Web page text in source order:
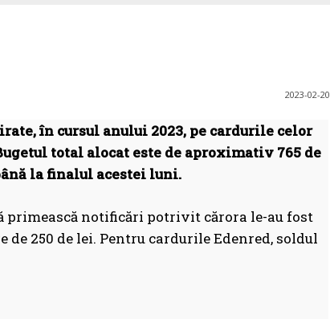
2023-02-20
în cursul anului 2023, pe cardurile celor
total alocat este de aproximativ 765 de
la finalul acestei luni.
primească notificări potrivit cărora le-au fost
250 de lei. Pentru cardurile Edenred, soldul